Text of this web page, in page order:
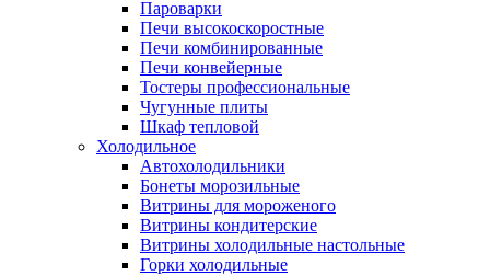
Пароварки
Печи высокоскоростные
Печи комбинированные
Печи конвейерные
Тостеры профессиональные
Чугунные плиты
Шкаф тепловой
Холодильное
Автохолодильники
Бонеты морозильные
Витрины для мороженого
Витрины кондитерские
Витрины холодильные настольные
Горки холодильные